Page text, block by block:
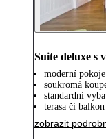
Suite deluxe s
moderní
soukromá
standardní
terasa či
zobrazit